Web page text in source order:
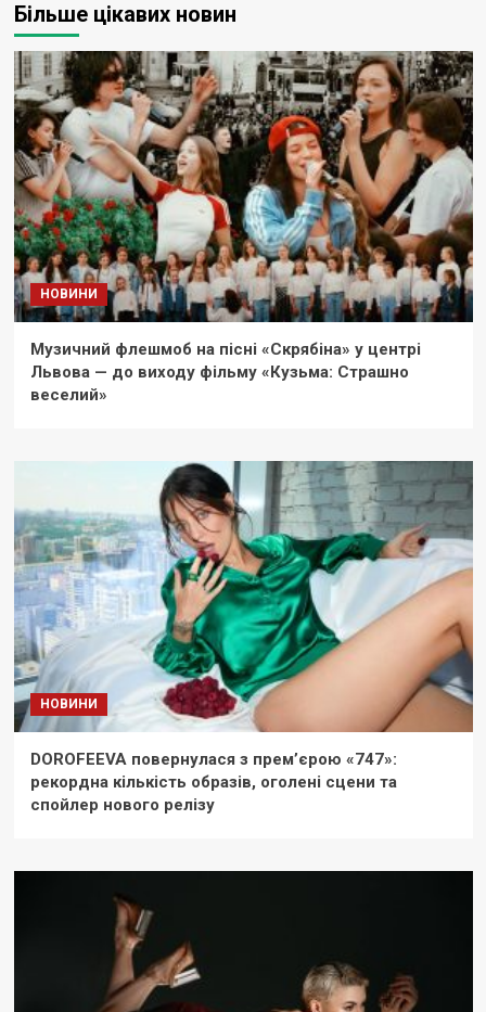
Більше цікавих новин
НОВИНИ
Музичний флешмоб на пісні «Скрябіна» у центрі
Львова — до виходу фільму «Кузьма: Страшно
веселий»
НОВИНИ
DOROFEEVA повернулася з прем’єрою «747»:
рекордна кількість образів, оголені сцени та
спойлер нового релізу